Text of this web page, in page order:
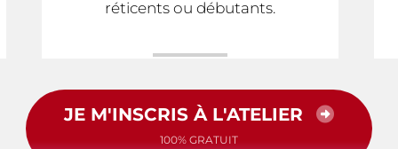
réticents ou débutants.
JE M'INSCRIS À L'ATELIER
100% GRATUIT